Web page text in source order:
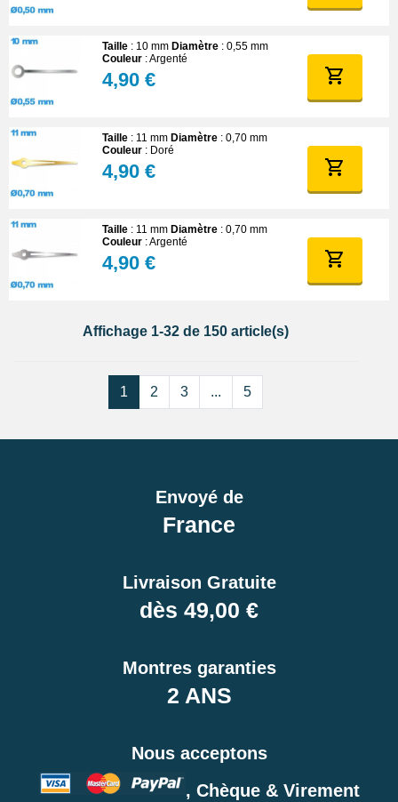
Taille : 10 mm Diamètre : 0,55 mm
Couleur : Argenté
4,90 €
Taille : 11 mm Diamètre : 0,70 mm
Couleur : Doré
4,90 €
Taille : 11 mm Diamètre : 0,70 mm
Couleur : Argenté
4,90 €
Affichage 1-32 de 150 article(s)
1 2 3 ... 5
Envoyé de
France
Livraison Gratuite
dès 49,00 €
Montres garanties
2 ANS
Nous acceptons
, Chèque & Virement